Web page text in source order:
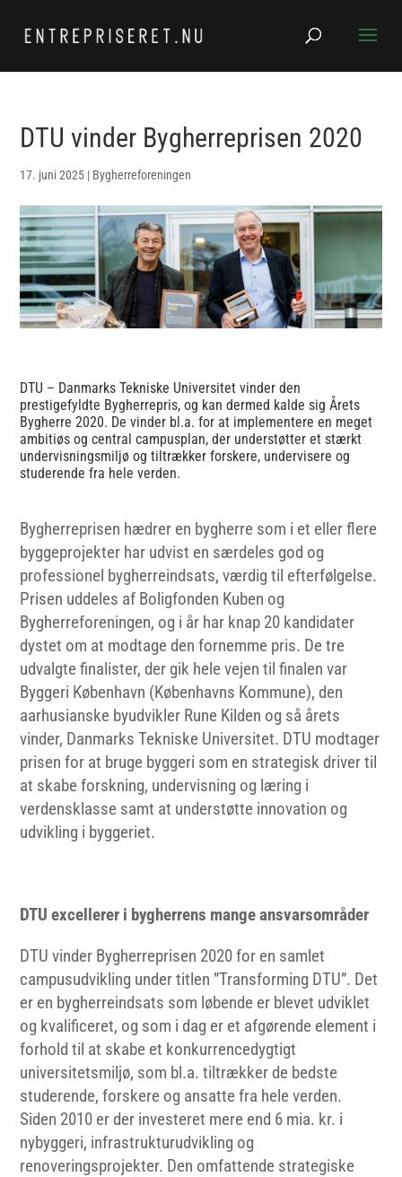
DTU vinder Bygherreprisen 2020
17. juni 2025 | Bygherreforeningen
DTU – Danmarks Tekniske Universitet vinder den
prestigefyldte Bygherrepris, og kan dermed kalde sig Årets
Bygherre 2020. De vinder bl.a. for at implementere en meget
ambitiøs og central campusplan, der understøtter et stærkt
undervisningsmiljø og tiltrækker forskere, undervisere og
studerende fra hele verden.
Bygherreprisen hædrer en bygherre som i et eller flere
byggeprojekter har udvist en særdeles god og
professionel bygherreindsats, værdig til efterfølgelse.
Prisen uddeles af Boligfonden Kuben og
Bygherreforeningen, og i år har knap 20 kandidater
dystet om at modtage den fornemme pris. De tre
udvalgte finalister, der gik hele vejen til finalen var
Byggeri København (Københavns Kommune), den
aarhusianske byudvikler Rune Kilden og så årets
vinder, Danmarks Tekniske Universitet. DTU modtager
prisen for at bruge byggeri som en strategisk driver til
at skabe forskning, undervisning og læring i
verdensklas­se samt at understøtte innovation og
udvikling i byggeriet.
DTU excellerer i bygherrens mange ansvarsområder
DTU vinder Bygherreprisen 2020 for en samlet
campusudvikling under titlen ”Transforming DTU”. Det
er en bygherreindsats som løbende er blevet udviklet
og kvalificeret, og som i dag er et afgørende element i
forhold til at skabe et konkurrencedygtigt
universitetsmiljø, som bl.a. tiltrækker de bedste
studerende, forskere og ansatte fra hele verden.
Siden 2010 er der investeret mere end 6 mia. kr. i
nybyggeri, infrastrukturudvikling og
renoveringsprojekter. Den omfattende strategiske